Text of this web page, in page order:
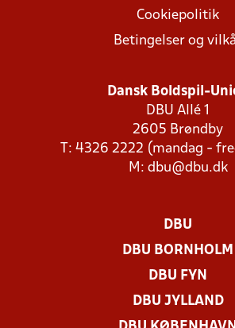
Cookiepolitik
Betingelser og
Dansk Boldspil-
DBU Allé 1
2605 Brøndby
T: 4326 2222 (mandag -
M: dbu@dbu.dk
DBU
DBU BORNHOLM
DBU FYN
DBU JYLLAND